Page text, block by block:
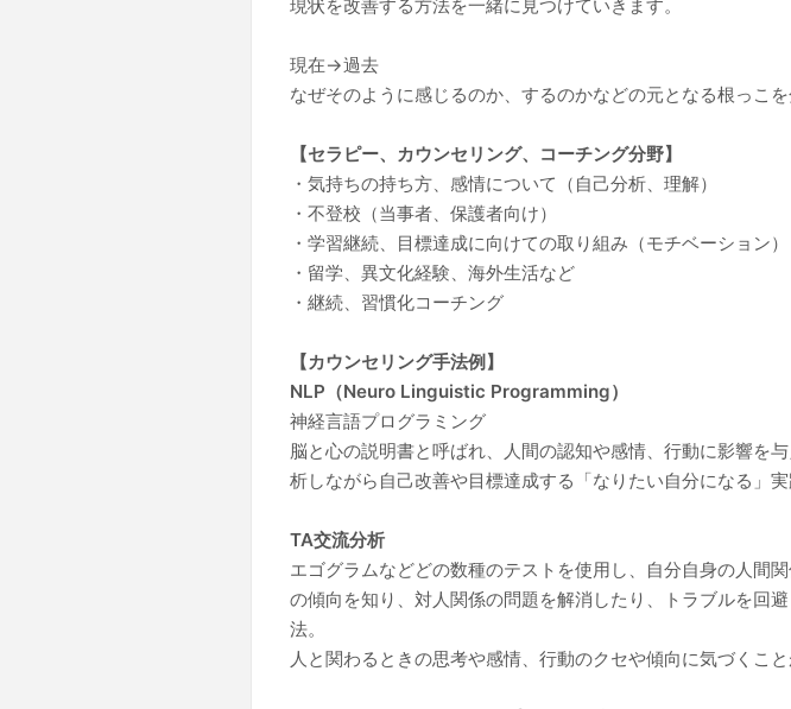
現状を改善する方法を一緒に見つけていきます。
現在→過去
なぜそのように感じるのか、するのかなどの元となる根っこ
【セラピー、カウンセリング、コーチング分野】
・気持ちの持ち方、感情について（自己分析、理解）
・不登校（当事者、保護者向け）
・学習継続、目標達成に向けての取り組み（モチベーション）
・留学、異文化経験、海外生活など
・継続、習慣化コーチング
【カウンセリング手法例】
NLP（Neuro Linguistic Programming）
神経言語プログラミング
脳と心の説明書と呼ばれ、人間の認知や感情、行動に影響を
析しながら自己改善や目標達成する「なりたい自分になる」実
TA交流分析
エゴグラムなどどの数種のテストを使用し、自分自身の人間
の傾向を知り、対人関係の問題を解消したり、トラブルを回
法。
人と関わるときの思考や感情、行動のクセや傾向に気づくこと